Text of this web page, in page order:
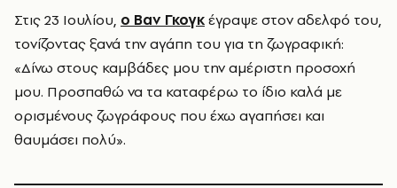
Στις 23 Ιουλίου, ο Βαν Γκογκέγραψε στον αδελφό του,
τονίζοντας ξανά την αγάπη του για τη ζωγραφική:
«Δίνω στους καμβάδες μου την αμέριστη προσοχή
μου. Προσπαθώ να τα καταφέρω το ίδιο καλά με
ορισμένους ζωγράφους που έχω αγαπήσει και
θαυμάσει πολύ».